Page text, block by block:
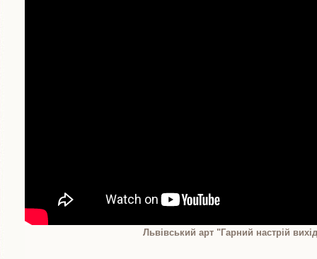
Львівський арт "Гарний настрій